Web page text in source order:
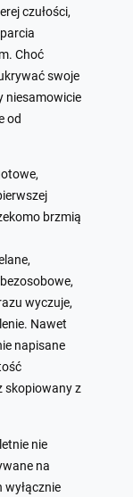
czułości,
Choć
swoje
niesamowicie
od
brzmią
wyczuje,
Nawet
napisane
skopiowany z
nie
na
wyłącznie